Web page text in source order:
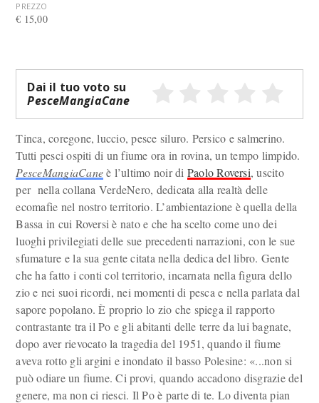
PREZZO
€ 15,00
Dai il tuo voto su
PesceMangiaCane
Tinca, coregone, luccio, pesce siluro. Persico e salmerino.
Tutti pesci ospiti di un fiume ora in rovina, un tempo limpido.
PesceMangiaCaneè l’ultimo noir di Paolo Roversi, uscito
per nella collana VerdeNero, dedicata alla realtà delle
ecomafie nel nostro territorio. L’ambientazione è quella della
Bassa in cui Roversi è nato e che ha scelto come uno dei
luoghi privilegiati delle sue precedenti narrazioni, con le sue
sfumature e la sua gente citata nella dedica del libro. Gente
che ha fatto i conti col territorio, incarnata nella figura dello
zio e nei suoi ricordi, nei momenti di pesca e nella parlata dal
sapore popolano. È proprio lo zio che spiega il rapporto
contrastante tra il Po e gli abitanti delle terre da lui bagnate,
dopo aver rievocato la tragedia del 1951, quando il fiume
aveva rotto gli argini e inondato il basso Polesine: «...non si
può odiare un fiume. Ci provi, quando accadono disgrazie del
genere, ma non ci riesci. Il Po è parte di te. Lo diventa pian